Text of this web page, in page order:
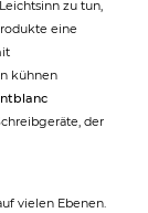
zu tun,
eine
kühnen
der
vielen Ebenen.